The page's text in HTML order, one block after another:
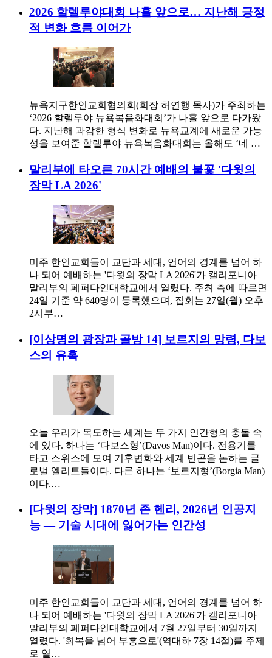
2026 할렐루야대회 나흘 앞으로… 지난해 긍정
적 변화 흐름 이어가
뉴욕지구한인교회협의회(회장 허연행 목사)가 주최하는
‘2026 할렐루야 뉴욕복음화대회’가 나흘 앞으로 다가왔
다. 지난해 과감한 형식 변화로 뉴욕교계에 새로운 가능
성을 보여준 할렐루야 뉴욕복음화대회는 올해도 ‘네 …
말리부에 타오른 70시간 예배의 불꽃 '다윗의
장막 LA 2026'
미주 한인교회들이 교단과 세대, 언어의 경계를 넘어 하
나 되어 예배하는 '다윗의 장막 LA 2026'가 캘리포니아
말리부의 페퍼다인대학교에서 열렸다. 주최 측에 따르면
24일 기준 약 640명이 등록했으며, 집회는 27일(월) 오후
2시부…
[이상명의 광장과 골방 14] 보르지의 망령, 다보
스의 유혹
오늘 우리가 목도하는 세계는 두 가지 인간형의 충돌 속
에 있다. 하나는 ‘다보스형’(Davos Man)이다. 전용기를
타고 스위스에 모여 기후변화와 세계 빈곤을 논하는 글
로벌 엘리트들이다. 다른 하나는 ‘보르지형’(Borgia Man)
이다.…
[다윗의 장막] 1870년 존 헨리, 2026년 인공지
능 — 기술 시대에 잃어가는 인간성
미주 한인교회들이 교단과 세대, 언어의 경계를 넘어 하
나 되어 예배하는 '다윗의 장막 LA 2026'가 캘리포니아
말리부의 페퍼다인대학교에서 7월 27일부터 30일까지
열렸다. '회복을 넘어 부흥으로'(역대하 7장 14절)를 주제
로 열…